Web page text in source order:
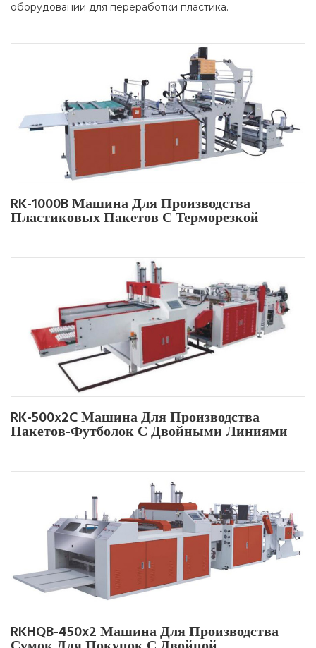
оборудовании для переработки пластика.
RK-1000B Машина Для Производства
Пластиковых Пакетов С Терморезкой
RK-500x2C Машина Для Производства
Пакетов-Футболок С Двойными Линиями
RKHQB-450x2 Машина Для Производства